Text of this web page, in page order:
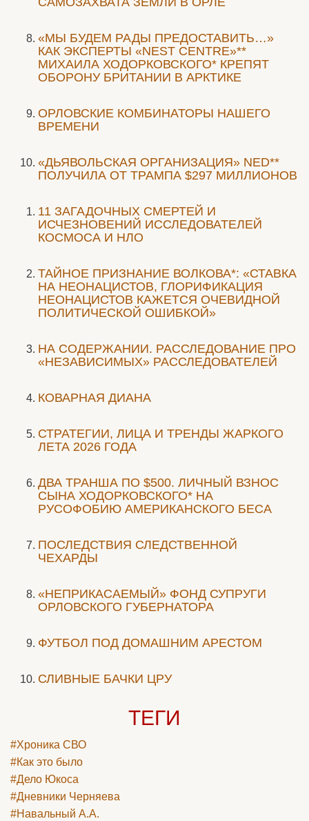
«МЫ БУДЕМ РАДЫ ПРЕДОСТАВИТЬ…»
КАК ЭКСПЕРТЫ «NEST CENTRE»**
МИХАИЛА ХОДОРКОВСКОГО* КРЕПЯТ
ОБОРОНУ БРИТАНИИ В АРКТИКЕ
ОРЛОВСКИЕ КОМБИНАТОРЫ НАШЕГО
ВРЕМЕНИ
«ДЬЯВОЛЬСКАЯ ОРГАНИЗАЦИЯ» NED**
ПОЛУЧИЛА ОТ ТРАМПА $297 МИЛЛИОНОВ
11 ЗАГАДОЧНЫХ СМЕРТЕЙ И
ИСЧЕЗНОВЕНИЙ ИССЛЕДОВАТЕЛЕЙ
КОСМОСА И НЛО
ТАЙНОЕ ПРИЗНАНИЕ ВОЛКОВА*: «СТАВКА
НА НЕОНАЦИСТОВ, ГЛОРИФИКАЦИЯ
НЕОНАЦИСТОВ КАЖЕТСЯ ОЧЕВИДНОЙ
ПОЛИТИЧЕСКОЙ ОШИБКОЙ»
НА СОДЕРЖАНИИ. РАССЛЕДОВАНИЕ ПРО
«НЕЗАВИСИМЫХ» РАССЛЕДОВАТЕЛЕЙ
КОВАРНАЯ ДИАНА
СТРАТЕГИИ, ЛИЦА И ТРЕНДЫ ЖАРКОГО
ЛЕТА 2026 ГОДА
ДВА ТРАНША ПО $500. ЛИЧНЫЙ ВЗНОС
СЫНА ХОДОРКОВСКОГО* НА
РУСОФОБИЮ АМЕРИКАНСКОГО БЕСА
ПОСЛЕДСТВИЯ СЛЕДСТВЕННОЙ
ЧЕХАРДЫ
«НЕПРИКАСАЕМЫЙ» ФОНД СУПРУГИ
ОРЛОВСКОГО ГУБЕРНАТОРА
ФУТБОЛ ПОД ДОМАШНИМ АРЕСТОМ
СЛИВНЫЕ БАЧКИ ЦРУ
ТЕГИ
#Хроника СВО
#Как это было
#Дело Юкоса
#Дневники Черняева
#Навальный А.А.